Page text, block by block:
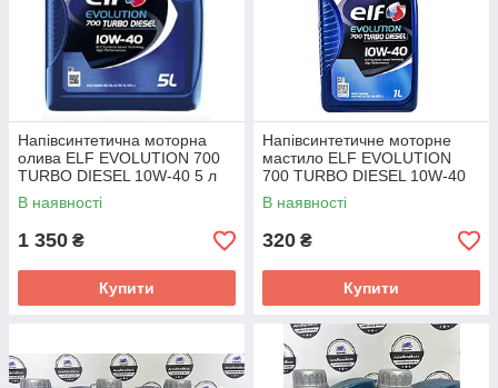
Напівсинтетична моторна
олива ELF EVOLUTION 700
TURBO DIESEL 10W-40 5 л
В наявності
1 350 ₴
Купити
Напівсинтетичне моторне
мастило ELF EVOLUTION
700 TURBO DIESEL 10W-40
1л
В наявності
320 ₴
Купити